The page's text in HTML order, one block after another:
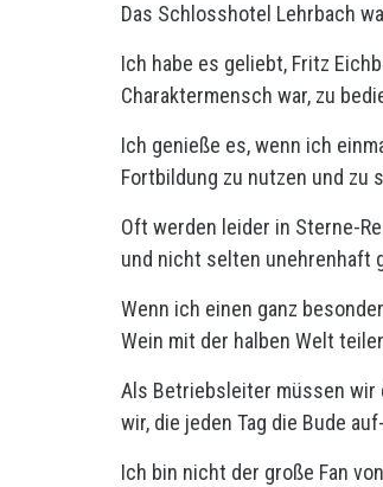
Das Schlosshotel Lehrbach
Ich habe es geliebt, Fritz
Charaktermensch war, zu
Ich genieße es, wenn ich
Fortbildung zu nutzen und zu
Oft werden leider in Sterne-
und nicht selten unehrenhaft
Wenn ich einen ganz
Wein mit der halben Welt
Als Betriebsleiter müssen wir
wir, die jeden Tag die Bude
Ich bin nicht der große Fan